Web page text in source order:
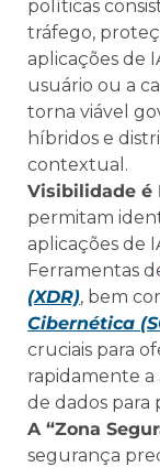
políticas
tráfego,
aplicações de
usuário ou a
torna viável
híbridos e
contextual.
Visibilidade é
permitam
aplicações de
Ferramentas
(XDR), bem
Cibernética
cruciais para
rapidamente a
de dados para
A “Zona
segurança